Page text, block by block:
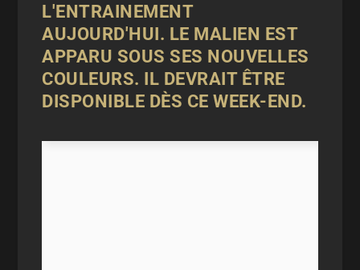
L'ENTRAINEMENT
AUJOURD'HUI. LE MALIEN EST
APPARU SOUS SES NOUVELLES
COULEURS. IL DEVRAIT ÊTRE
DISPONIBLE DÈS CE WEEK-END.